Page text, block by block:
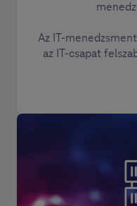
Az IT-
az IT-csapat